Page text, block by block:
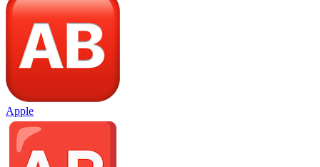
Apple